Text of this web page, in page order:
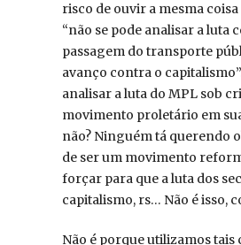
risco de ouvir a mesma
“não se pode analisar a luta
passagem do transporte
avanço contra o
analisar a luta do MPL sob
movimento proletário em
não? Ninguém tá querendo
de ser um movimento
forçar para que a luta dos
capitalismo, rs… Não é isso,
Não é porque utilizamos